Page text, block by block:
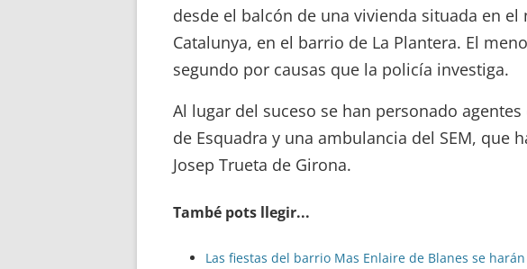
desde el balcón de una vivienda situada en
Catalunya, en el barrio de La Plantera. El
segundo por causas que la policía investiga.
Al lugar del suceso se han personado
de Esquadra y una ambulancia del SEM, que
Josep Trueta de Girona.
També pots llegir...
Las fiestas del barrio Mas Enlaire de Blanes se